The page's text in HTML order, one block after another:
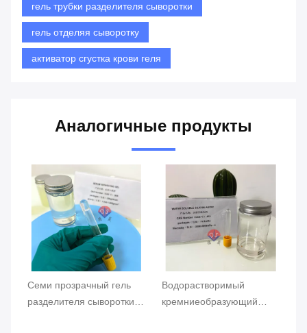
гель трубки разделителя сыворотки
гель отделяя сыворотку
активатор сгустка крови геля
Аналогичные продукты
Семи прозрачный гель
разделителя сыворотки
Водорастворимый
кремниеобразующий